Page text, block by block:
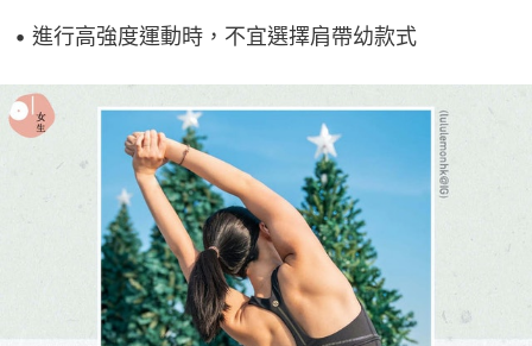
• 進行高強度運動時，不宜選擇肩帶幼款式